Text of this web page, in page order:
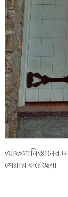
আফগানিস্তানের
শেয়ার করেছেন।